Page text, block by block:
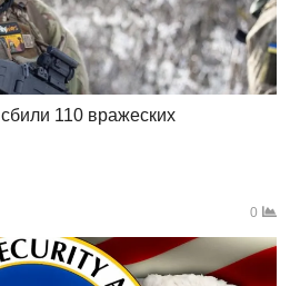
110 вражеских
0